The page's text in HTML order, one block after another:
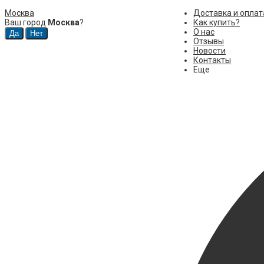
Москва
Ваш город Москва?
Доставка и
Как купить?
О нас
Отзывы
Новости
Контакты
Еще